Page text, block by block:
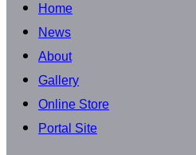
Home
News
About
Gallery
Online Store
Portal Site